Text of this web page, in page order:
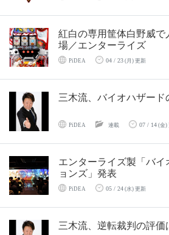
紅白の専用筐体白野威で
場／エンターライズ
PiDEA 04 / 23(月) 更新
三木流、バイオハザード
PiDEA 連載 07 / 14(金)
エンターライズ製「バ
ョンズ」発表
PiDEA 05 / 24(水) 更新
三木流、逆転裁判の評価